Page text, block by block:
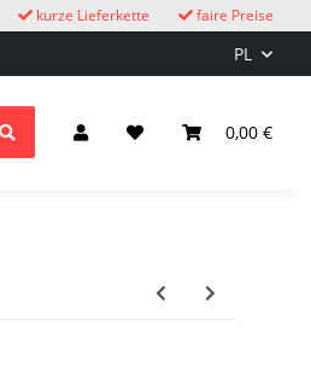
faire Preise
kurze Lieferkette
PL
0,00 €
z kukułką dzieci